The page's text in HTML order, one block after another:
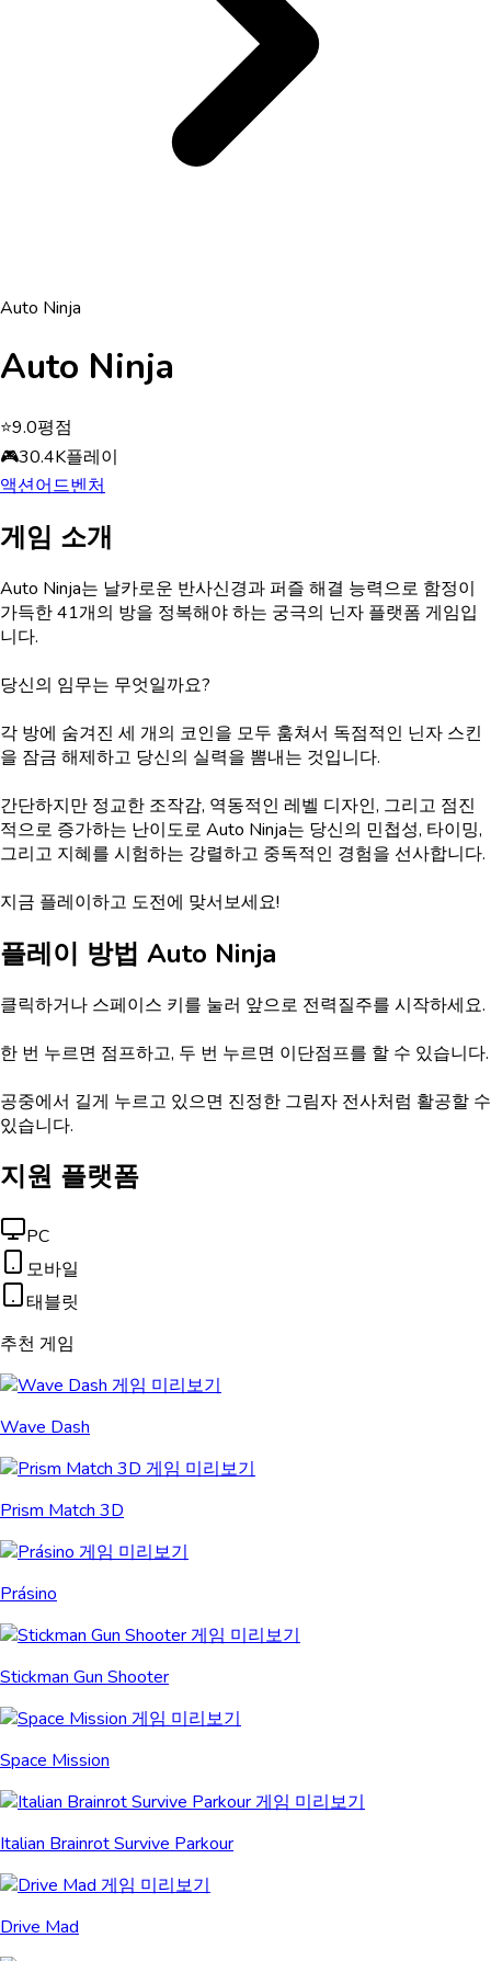
Auto Ninja
Auto Ninja
⭐9.0평점
🎮30.4K플레이
액션어드벤처
게임 소개
Auto Ninja는 날카로운 반사신경과 퍼즐 해결 능력으로 함정이
가득한 41개의 방을 정복해야 하는 궁극의 닌자 플랫폼 게임입
니다.
당신의 임무는 무엇일까요?
각 방에 숨겨진 세 개의 코인을 모두 훔쳐서 독점적인 닌자 스킨
을 잠금 해제하고 당신의 실력을 뽐내는 것입니다.
간단하지만 정교한 조작감, 역동적인 레벨 디자인, 그리고 점진
적으로 증가하는 난이도로 Auto Ninja는 당신의 민첩성, 타이밍,
그리고 지혜를 시험하는 강렬하고 중독적인 경험을 선사합니다.
지금 플레이하고 도전에 맞서보세요!
플레이 방법 Auto Ninja
클릭하거나 스페이스 키를 눌러 앞으로 전력질주를 시작하세요.
한 번 누르면 점프하고, 두 번 누르면 이단점프를 할 수 있습니다.
공중에서 길게 누르고 있으면 진정한 그림자 전사처럼 활공할 수
있습니다.
지원 플랫폼
PC
모바일
태블릿
추천 게임
Wave Dash
Prism Match 3D
Prásino
Stickman Gun Shooter
Space Mission
Italian Brainrot Survive Parkour
Drive Mad